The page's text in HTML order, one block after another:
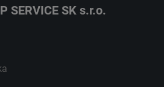
SERVICE SK s.r.o.